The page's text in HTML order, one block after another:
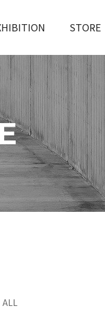
STORE
ALL